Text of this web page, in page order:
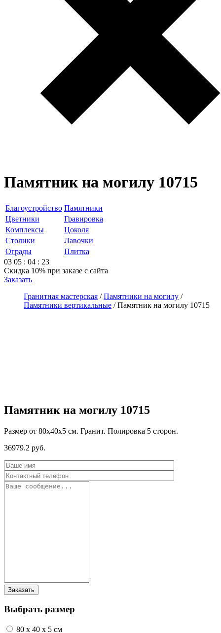
Памятник на могилу 10715
Благоустройство Памятники
Цветники
Гравировка
Комплексы
Цоколя
Столики
Лавочки
Ограды
Плитка
03 05 : 04 : 23
Скидка 10% при заказе с сайта
Заказать
Гранитная мастерская /Памятники на могилу /
Памятники вертикальные /Памятник на могилу 10715
Памятник на могилу 10715
Размер от 80х40х5 см. Гранит. Полировка 5 сторон.
36979.2 руб.
Выбрать размер
80 x 40 x 5 см